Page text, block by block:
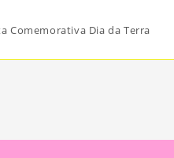
Comemorativa Dia da Terra